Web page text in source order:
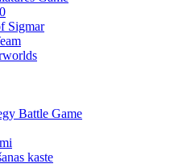
Sigmar
Battle Game
kaste